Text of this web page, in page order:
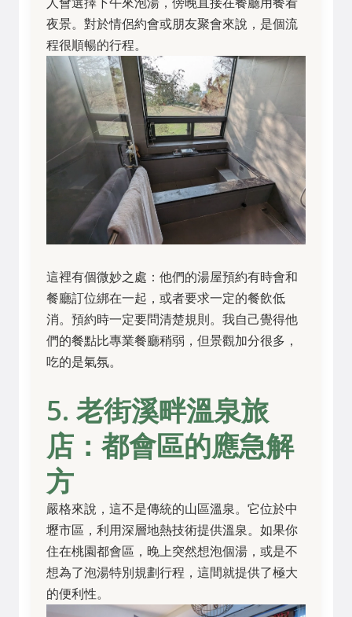
夜景。對於情侶約會或朋友聚會來說，是個流
程很順暢的行程。
這裡有個微妙之處：他們的湯屋預約有時會和
餐廳訂位綁在一起，或者要求一定的餐飲低
消。預約時一定要問清楚規則。我自己覺得他
們的餐點比專業餐廳稍弱，但景觀加分很多，
吃的是氣氛。
5. 老街溪畔溫泉旅
店：都會區的應急解
方
嚴格來說，這不是傳統的山區溫泉。它位於中
壢市區，利用深層地熱技術提供溫泉。如果你
住在桃園都會區，晚上突然想泡個湯，或是不
想為了泡湯特別規劃行程，這間就提供了極大
的便利性。